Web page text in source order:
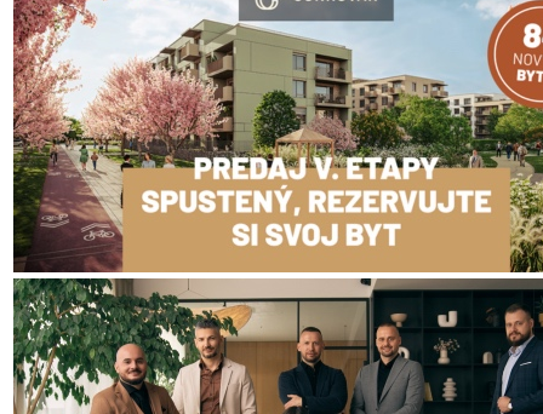
Daniari aj colníci sa v lete zamerajú aj na bufety a stánkových
predajcov
Colníci nachytali ďalších obchodníkov. Padali pokuty aj
Takmer polovica obchodníkov nerešpektuje zákon o používaní
registračnej pokladnice
Obchodníci v Trnavskom kraji sa minulý rok polepšili
Ulož ako PDF
Napísal REDAKCIA14. mája 2014 12:19. Článok je
rubriky:
Ďalšie správy, Spoločnosť .RSS 2.0
. Both
pings are currently closed.
INZERCIA